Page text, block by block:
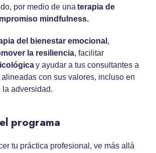
por medio de una terapia de
mindfulness.
del bienestar emocional ,
la resiliencia, facilitar
y ayudar a tus consultantes a
con sus valores, incluso en
la adversidad.
programa
tu práctica profesional, ve más allá